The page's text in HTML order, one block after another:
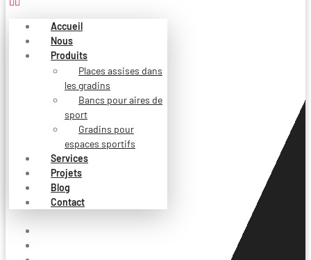
Accueil
Nous
Produits
Places assises dans
les gradins
Bancs pour aires de
sport
Gradins pour
espaces sportifs
Services
Projets
Blog
Contact